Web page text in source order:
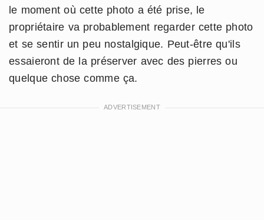
le moment où cette photo a été prise, le
propriétaire va probablement regarder cette photo
et se sentir un peu nostalgique. Peut-être qu'ils
essaieront de la préserver avec des pierres ou
quelque chose comme ça.